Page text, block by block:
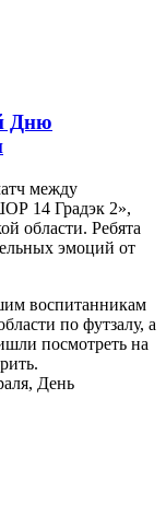
Дню
между
14 Градэк 2»,
области. Ребята
эмоций от
воспитанникам
по футзалу, а
посмотреть на
День